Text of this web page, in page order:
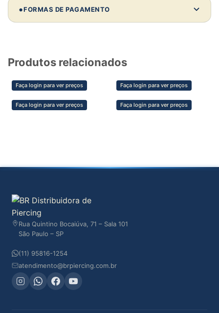
Comprando 10 unidades deste modelo:
Investimento:—
Clientes não compram só pelo preço —
compram pela confiança, estética e segurança
do material. Valorize isso na sua venda e
•FORMAS DE PAGAMENTO
Produtos relacionados
Faça login para ver preços Faça login para ver preços
Faça login para ver preços Faça login para ver preços
Rua Quintino Bocaiúva, 71 – Sala 101
São Paulo – SP
(11) 95816-1254
atendimento@brpiercing.com.br